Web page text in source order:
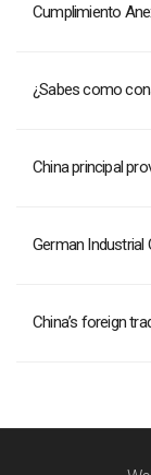
Cumplimiento
¿Sabes como
China principal
German Industrial
China’s foreign